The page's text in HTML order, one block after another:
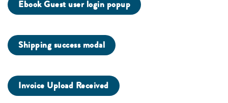
Ebook Guest user login popup
Shipping success modal
Invoice Upload Received